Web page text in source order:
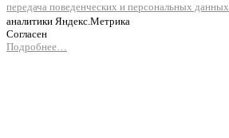
передача поведенческих и персональных данных
аналитики Яндекс.Метрика
Согласен
Подробнее…